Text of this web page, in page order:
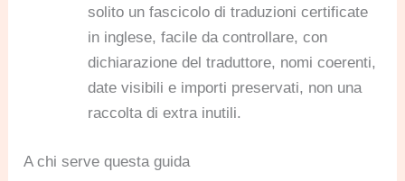
solito un fascicolo di traduzioni certificate
in inglese, facile da controllare, con
dichiarazione del traduttore, nomi coerenti,
date visibili e importi preservati, non una
raccolta di extra inutili.
A chi serve questa guida